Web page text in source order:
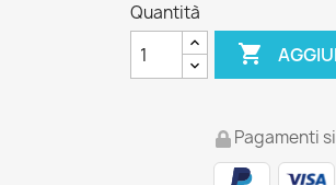
Quantità

Pagamenti